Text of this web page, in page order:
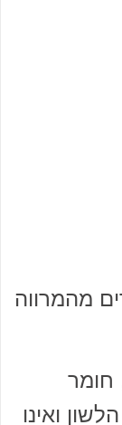
מהמרווה
חומר
ואינו